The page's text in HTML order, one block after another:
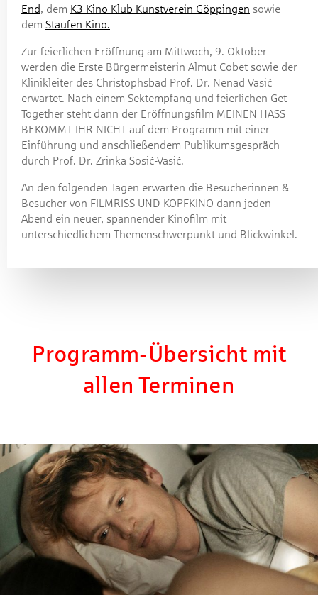
End, dem K3 Kino Klub Kunstverein Göppingen sowie
dem Staufen Kino.
Zur feierlichen Eröffnung am Mittwoch, 9. Oktober
werden die Erste Bürgermeisterin Almut Cobet sowie der
Klinikleiter des Christophsbad Prof. Dr. Nenad Vasič
erwartet. Nach einem Sektempfang und feierlichen Get
Together steht dann der Eröffnungsfilm MEINEN HASS
BEKOMMT IHR NICHT auf dem Programm mit einer
Einführung und anschließendem Publikumsgespräch
durch Prof. Dr. Zrinka Sosič-Vasič.
An den folgenden Tagen erwarten die Besucherinnen &
Besucher von FILMRISS UND KOPFKINO dann jeden
Abend ein neuer, spannender Kinofilm mit
unterschiedlichem Themenschwerpunkt und Blickwinkel.
Programm-Übersicht mit
allen Terminen